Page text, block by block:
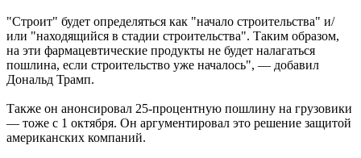
"Строит" будет определяться как "начало строительства" и/
или "находящийся в стадии строительства". Таким образом,
на эти фармацевтические продукты не будет налагаться
пошлина, если строительство уже началось", — добавил
Дональд Трамп.
Также он анонсировал 25-процентную пошлину на грузовики
— тоже с 1 октября. Он аргументировал это решение защитой
американских компаний.